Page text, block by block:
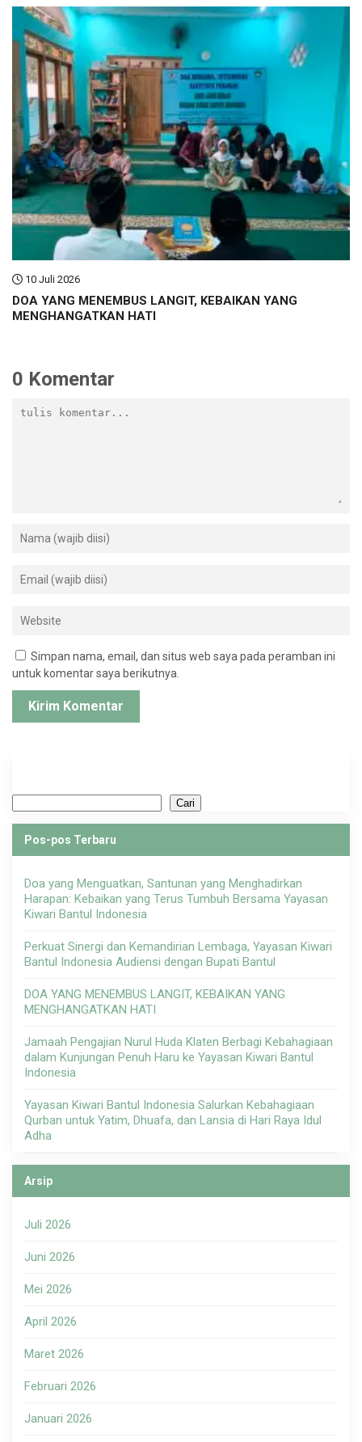
10 Juli 2026
DOA YANG MENEMBUS LANGIT, KEBAIKAN YANG
MENGHANGATKAN HATI
0 Komentar
Simpan nama, email, dan situs web saya pada peramban ini
untuk komentar saya berikutnya.
Cari
Pos-pos Terbaru
Doa yang Menguatkan, Santunan yang Menghadirkan
Harapan: Kebaikan yang Terus Tumbuh Bersama Yayasan
Kiwari Bantul Indonesia
Perkuat Sinergi dan Kemandirian Lembaga, Yayasan Kiwari
Bantul Indonesia Audiensi dengan Bupati Bantul
DOA YANG MENEMBUS LANGIT, KEBAIKAN YANG
MENGHANGATKAN HATI
Jamaah Pengajian Nurul Huda Klaten Berbagi Kebahagiaan
dalam Kunjungan Penuh Haru ke Yayasan Kiwari Bantul
Indonesia
Yayasan Kiwari Bantul Indonesia Salurkan Kebahagiaan
Qurban untuk Yatim, Dhuafa, dan Lansia di Hari Raya Idul
Adha
Arsip
Juli 2026
Juni 2026
Mei 2026
April 2026
Maret 2026
Februari 2026
Januari 2026